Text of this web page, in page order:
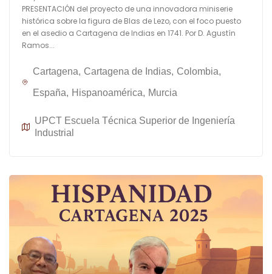
PRESENTACIÓN del proyecto de una innovadora miniserie
histórica sobre la figura de Blas de Lezo, con el foco puesto
en el asedio a Cartagena de Indias en 1741. Por D. Agustín
Ramos...
Cartagena Cartagena de Indias Colombia
España Hispanoamérica Murcia
UPCT Escuela Técnica Superior de Ingeniería
Industrial